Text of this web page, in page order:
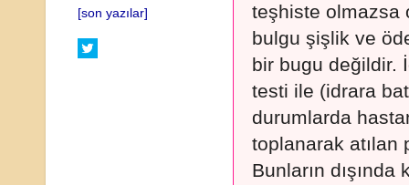
teşhiste olmazsa
bulgu şişlik ve
bir bugu değildir.
testi ile (idrara
durumlarda
toplanarak atılan
Bunların
[son yazılar]